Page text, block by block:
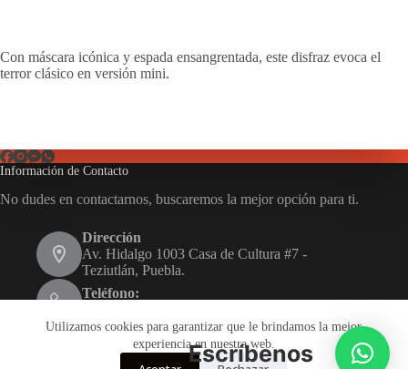
Utilizamos cookies para garantizar que le brindamos la mejor
experiencia en nuestra web.
Con máscara icónica y espada ensangrentada, este disfraz evoca el
terror clásico en versión mini.
Información de Contacto
No dudes en contactarnos, buscaremos la mejor opción para ti.
Dirección
Av. Hidalgo 1003 Casa de Cultura #7 -
Teziutlán, Puebla.
Teléfono:
disfrazarte.teziutlan@gmail.com
Escríbenos